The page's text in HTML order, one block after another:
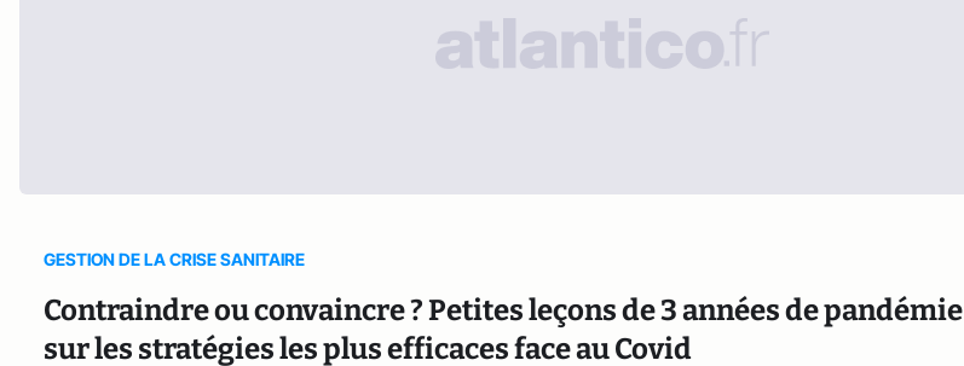
GESTION DE LA CRISE SANITAIRE
Contraindre ou convaincre ? Petites leçons de 3 années de pandémie
sur les stratégies les plus efficaces face au Covid